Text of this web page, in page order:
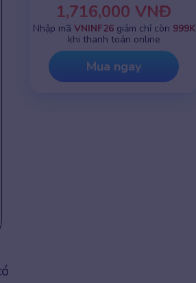
1,716,000 VNĐ
Nhập mã VNINF26giảm chỉ còn 999K
khi thanh toán online
Mua ngay